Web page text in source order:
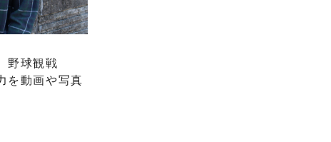
野球観戦
を動画や写真